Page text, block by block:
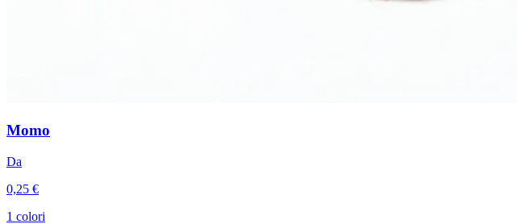
Momo
Da
0,25 €
1 colori